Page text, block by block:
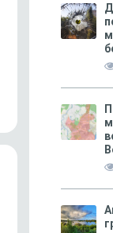
«Я сама по